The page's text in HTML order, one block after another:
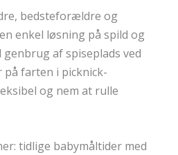
bedsteforældre og
enkel løsning på spild og
af spiseplads ved
på farten i picknick-
og nem at rulle
tidlige babymåltider med